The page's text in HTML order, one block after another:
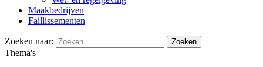
Maakbedrijven
Faillissementen
Zoeken naar:
Thema's